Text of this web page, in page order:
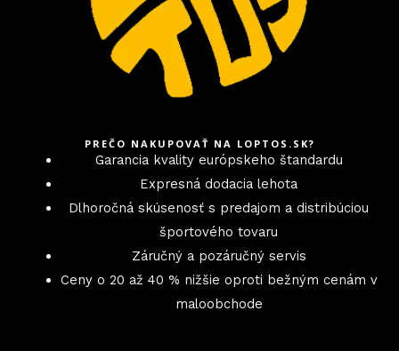
PREČO NAKUPOVAŤ NA LOPTOS.SK?
Garancia kvality európskeho štandardu
Expresná dodacia lehota
Dlhoročná skúsenosť s predajom a distribúciou
športového tovaru
Záručný a pozáručný servis
Ceny o 20 až 40 % nižšie oproti bežným cenám v
maloobchode